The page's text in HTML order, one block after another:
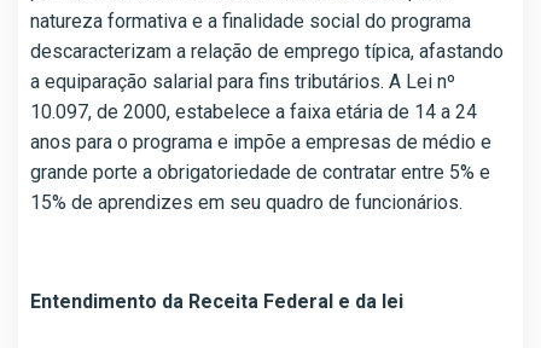
natureza formativa e a finalidade social do programa
descaracterizam a relação de emprego típica, afastando
a equiparação salarial para fins tributários. A Lei nº
10.097, de 2000, estabelece a faixa etária de 14 a 24
anos para o programa e impõe a empresas de médio e
grande porte a obrigatoriedade de contratar entre 5% e
15% de aprendizes em seu quadro de funcionários.
Entendimento da Receita Federal e da lei